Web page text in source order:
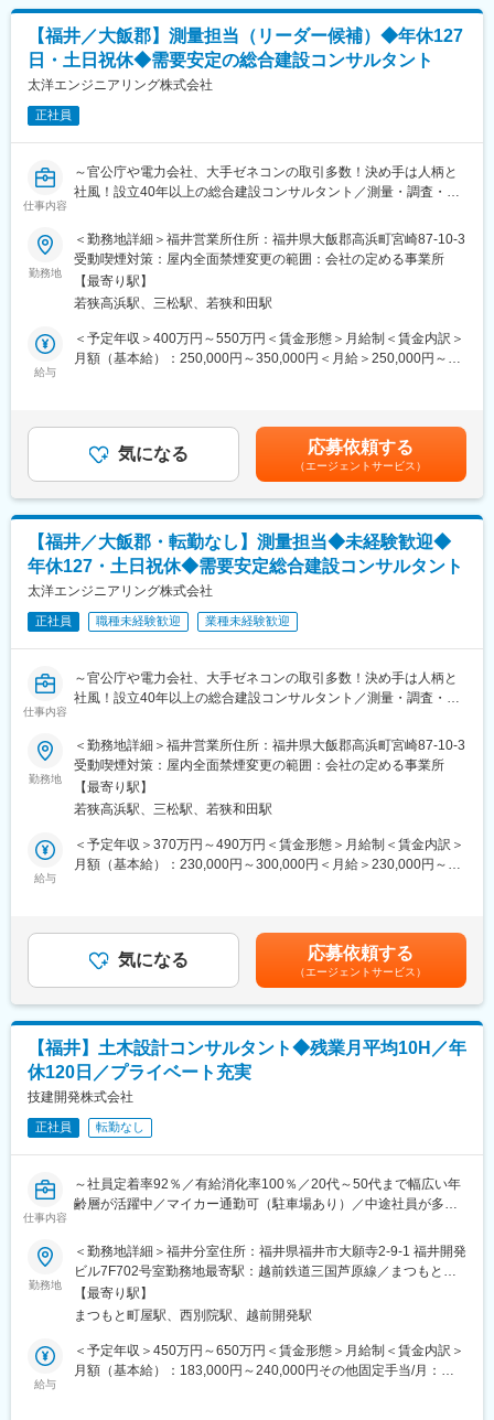
■キャリアパス：
コーススタッフ → グリーンキーパー → 複数施設統括など、長期
的にキャリアが広がります。
■勤務パターン（シフト制）
就業時間 :
シフト制
勤務パターン例 :
05:30 ～ 14:30
06:00 ～ 15:00
変更の範囲：会社の定める業務
※単なる施工管理ではなく、「つくる・守る・改善する」すべてに
関わる現場中核ポジションです。
■このポジションの魅力
・発注者側でありながら、現場に深く入り込める環境
・トンネル／ダム／発電設備など…スケールの大きい構造物に関
われる
・3万人規模×売上4兆円企業で安定しながら技術力を磨ける
・将来的には「設備のスペシャリスト」として第一線で活躍可能
まずは現場で経験を積み、将来的には本店や他拠点での勤務やジ
ョブローテーションを通じて、【設備ごとの専門技術者／土木分
野の中核人材／大型設備の計画・管理責任者】等、より高度なプ
ロフェッショナルを目指すことができます。
■働き方・環境
・フルフレックス制度
※インフラ企業ならではの安定性と、長く腰を据えて技術を磨ける
環境が整っています。
また、独身寮・社宅、カフェテリアプランなど福利厚生も充実し
ています
＼こんな方におすすめ／
・施工管理や設計経験を活かし、より専門性を高めたい方
・現場に根差して技術を極めたい方
・大規模インフラに長期的に関わりたい方
・「作って終わり」ではなく、設備を守り続ける仕事がしたい方
般（出向等含む）に従事いただく可能性あり
【福井／大飯郡】測量担当（リーダー候補）◆年休127
日・土日祝休◆需要安定の総合建設コンサルタント
太洋エンジニアリング株式会社
正社員
仕事内容
～官公庁や電力会社、大手ゼネコンの取引多数！決め手は人柄と
社風！設立40年以上の総合建設コンサルタント／測量・調査・設
＼ここがPOINT／
◎社会インフラの開発・整備を担う、公共性の高い事業を展開し
ています！
◎専門性の高い技術者が多数在籍し、技術力を活かした事業展
開！実績に裏打ちされた官公庁や大手電力会社との取引で信頼の
ある企業です！
若手の方も経験者の方も、社員の人柄が大きな魅力になっていま
す！
面積、高低差などを正確に導き出していただきます。道路や河
川、上下水道、ダム、電力施設など、公共インフラの整備、開発
に欠かせない案件をお任せします。
※土地や建物に改変を加える業務はありません。
■具体的には：
・道路、橋梁、河川、公園などの建設予定地の測量
・大手電力会社の送電設備、電力設備などの測量
・土地の形状、高低差、面積など、土地状況の調査
大手電力会社等からの依頼→作業計画の立案、現地調査→測量
（距離、角度、高さの測定）→図面作成（専用の計算システムを
使用、分析、変換、編集作業）→報告書の作成
当社は、昭和58年創設以来、信頼される総合建設コンサルタント
を目指して、日々技術の向上に努めています。
介や職場体験など、教育・研修制度も充実！
変更の範囲：会社の定める業務
勤務地
＜勤務地詳細＞福井営業所住所：福井県大飯郡高浜町宮崎87-10-3
受動喫煙対策：屋内全面禁煙変更の範囲：会社の定める事業所
【最寄り駅】
若狭高浜駅、三松駅、若狭和田駅
給与
＜予定年収＞400万円～550万円＜賃金形態＞月給制＜賃金内訳＞
月額（基本給）：250,000円～350,000円＜月給＞250,000円～
気になる 応募依頼する
（エージェントサービス）
【福井／大飯郡・転勤なし】測量担当◆未経験歓迎◆
年休127・土日祝休◆需要安定総合建設コンサルタント
太洋エンジニアリング株式会社
正社員 職種未経験歓迎 業種未経験歓迎
仕事内容
～官公庁や電力会社、大手ゼネコンの取引多数！決め手は人柄と
社風！設立40年以上の総合建設コンサルタント／測量・調査・設
＼ここがPOINT／
◎社会インフラの開発・整備を担う、公共性の高い事業を展開し
ています！
◎専門性の高い技術者が多数在籍し、技術力を活かした事業展
開！実績に裏打ちされた官公庁や大手電力会社との取引で信頼の
ある企業です！
若手の方も経験者の方も、社員の人柄が大きな魅力になっていま
す！
用し、土地の形状や面積、高低差などを正確に導き出していただ
きます。道路や河川、上下水道、ダム、電力施設など、公共イン
フラの整備、開発に欠かせない案件をお任せします。
※土地や建物に改変を加える業務はありません。
■具体的には：
・道路、橋梁、河川、公園などの建設予定地の測量
・大手電力会社の送電設備、電力設備などの測量
・土地の形状、高低差、面積など、土地状況の調査
大手電力会社等からの依頼→作業計画の立案、現地調査→測量
（距離、角度、高さの測定）→図面作成（専用の計算システムを
使用、分析、変換、編集作業）→報告書の作成
当社は、昭和58年創設以来、信頼される総合建設コンサルタント
を目指して、日々技術の向上に努めています。
勤務地
＜勤務地詳細＞福井営業所住所：福井県大飯郡高浜町宮崎87-10-3
受動喫煙対策：屋内全面禁煙変更の範囲：会社の定める事業所
【最寄り駅】
若狭高浜駅、三松駅、若狭和田駅
給与
＜予定年収＞370万円～490万円＜賃金形態＞月給制＜賃金内訳＞
月額（基本給）：230,000円～300,000円＜月給＞230,000円～
気になる 応募依頼する
（エージェントサービス）
【福井】土木設計コンサルタント◆残業月平均10H／年
休120日／プライベート充実
技建開発株式会社
正社員 転勤なし
仕事内容
～社員定着率92％／有給消化率100％／20代～50代まで幅広い年
齢層が活躍中／マイカー通勤可（駐車場あり）／中途社員が多
■業務内容：
土木工事に係る調査・設計業務です。
・発注者と打合せ、現地確認を行いながらCADソフトを用いて土
木工事の設計等を行います。併せて画像編集ソフトや写真加工ソ
フト等を用いて、各種資料や提案資料の作成を行います。
・道路、河川砂防、橋梁、各種構造物等の設計業務です。
勤務地
＜勤務地詳細＞福井分室住所：福井県福井市大願寺2-9-1 福井開発
ビル7F702号室勤務地最寄駅：越前鉄道三国芦原線／まつもと町
屋駅受動喫煙対策：屋内全面禁煙変更の範囲：会社の定める事業
所
【最寄り駅】
まつもと町屋駅、西別院駅、越前開発駅
給与
＜予定年収＞450万円～650万円＜賃金形態＞月給制＜賃金内訳＞
月額（基本給）：183,000円～240,000円その他固定手当/月：